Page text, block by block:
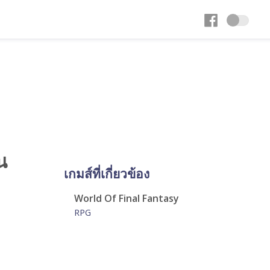
เกมส์ที่เกี่ยวข้อง
World Of Final Fantasy
RPG